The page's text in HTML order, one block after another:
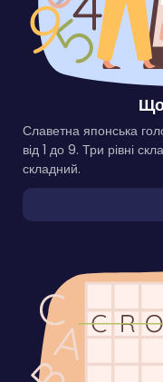
Славетна японська
від 1 до 9. Три рівні
складний.